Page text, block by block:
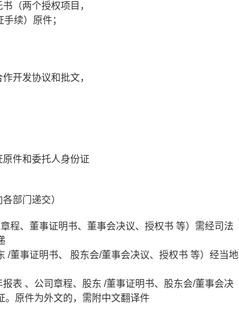
（两个授权项目，
续）原件；
开发协议和批文，
件和委托人身份证
部门递交）
程、董事证明书、董事会决议、授权书 等）需经司法
董事证明书、 股东会/董事会决议、授权书 等）经当地
表 、公司章程、股东 /董事证明书、股东会/董事会决
。原件为外文的，需附中文翻译件